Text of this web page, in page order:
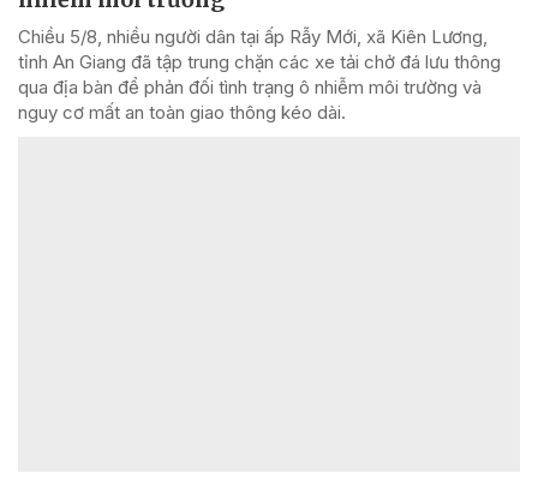
Chiều 5/8, nhiều người dân tại ấp Rẫy Mới, xã Kiên Lương,
tỉnh An Giang đã tập trung chặn các xe tải chở đá lưu thông
qua địa bàn để phản đối tình trạng ô nhiễm môi trường và
nguy cơ mất an toàn giao thông kéo dài.